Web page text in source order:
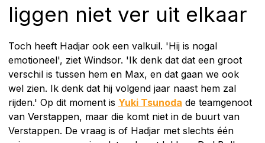
liggen niet ver uit elkaar
Toch heeft Hadjar ook een valkuil. 'Hij is nogal
emotioneel', ziet Windsor. 'Ik denk dat dat een groot
verschil is tussen hem en Max, en dat gaan we ook
wel zien. Ik denk dat hij volgend jaar naast hem zal
rijden.' Op dit moment is Yuki Tsunoda de teamgenoot
van Verstappen, maar die komt niet in de buurt van
Verstappen. De vraag is of Hadjar met slechts één